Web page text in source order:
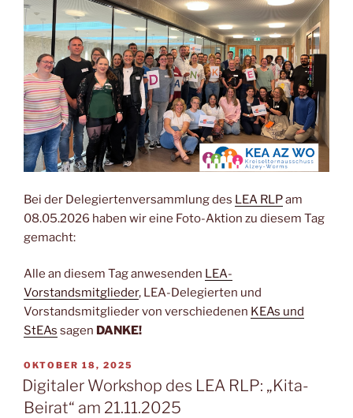
Bei der Delegiertenversammlung des LEA RLPam
08.05.2026 haben wir eine Foto-Aktion zu diesem Tag
gemacht:
Alle an diesem Tag anwesenden LEA-
Vorstandsmitglieder, LEA-Delegierten und
Vorstandsmitglieder von verschiedenen KEAs und
StEAs sagen DANKE!
VERÖFFENTLICHT
AM
OKTOBER 18, 2025
Digitaler Workshop des LEA RLP: „Kita-
Beirat“ am 21.11.2025